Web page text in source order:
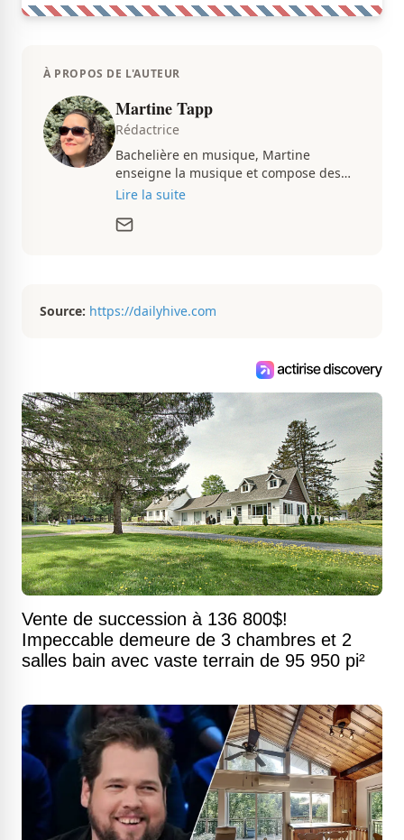
À PROPOS DE L'AUTEUR
Martine Tapp
Rédactrice
Bachelière en musique, Martine
enseigne la musique et compose des
pièces musicales pendant ses temps
d’aménagement intérieur, elle suit de
Lire la suite
Source: https://dailyhive.com
Vente de succession à 136 800$!
Impeccable demeure de 3 chambres et 2
salles bain avec vaste terrain de 95 950 pi²